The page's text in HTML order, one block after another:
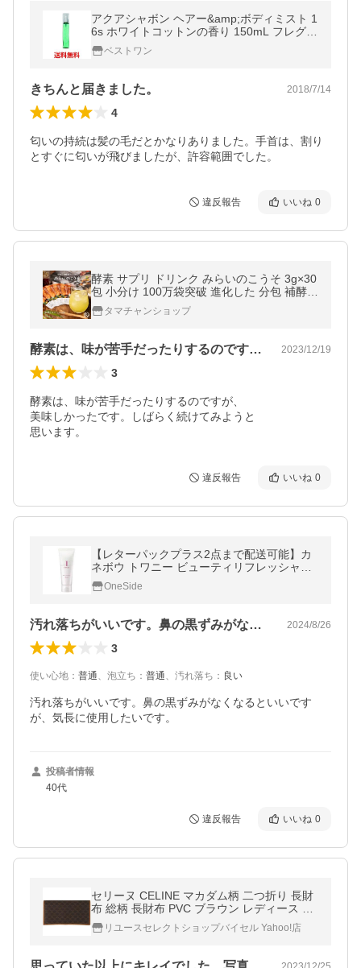
アクアシャボン ヘアー&amp;ボディミスト 1
6s ホワイトコットンの香り 150mL フレグラ
ンスローション ノンシリコン AQUA SAVON
ウエニ貿易|1
ベストワン
きちんと届きました。 2018/7/14
4
匂いの持続は髪の毛だとかなりありました。手首は、割り
とすぐに匂いが飛びましたが、許容範囲でした。
違反報告 いいね 0
酵素 サプリ ドリンク みらいのこうそ 3g×30
包 小分け 100万袋突破 進化した 分包 補酵素
ビタミンC 酵母 麹 サプリメント ダイエット
健康 美容 送料無料
タマチャンショップ
酵素は、味が苦手だったりするのですが、… 2023/12/19
3
酵素は、味が苦手だったりするのですが、
美味しかったです。しばらく続けてみようと
思います。
違反報告 いいね 0
【レターパックプラス2点まで配送可能】カ
ネボウ トワニー ビューティリフレッシャー
洗顔料 100g
OneSide
汚れ落ちがいいです。鼻の黒ずみがなくな… 2024/8/26
3
使い心地 ： 普通、 泡立ち ： 普通、 汚れ落ち ： 良い
汚れ落ちがいいです。鼻の黒ずみがなくなるといいです
が、気長に使用したいです。
投稿者情報
40代
違反報告 いいね 0
セリーヌ CELINE マカダム柄 二つ折り 長財
布 総柄 長財布 PVC ブラウン レディース 中
古 ラッピング可
リユースセレクトショップバイセル Yahoo!店